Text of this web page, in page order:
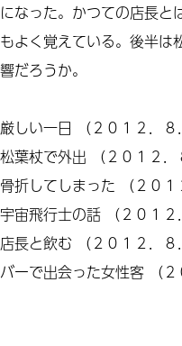
なった。かつての店長
よく覚えている。後半
だろうか。
厳しい一日 （２０１２．８
松葉杖で外出 （２０１２．
骨折してしまった （２０
宇宙飛行士の話 （２０１２
店長と飲む （２０１２．８
バーで出会った女性客 （